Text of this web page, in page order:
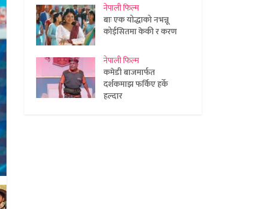
नेपाली फिल्म
बाः एक योद्धाको नभन्नू
कोईसितमा केकी र करण
नेपाली फिल्म
कमेडी बाजमार्फत
दर्शकमाझ फर्किए हर्के
हल्दार